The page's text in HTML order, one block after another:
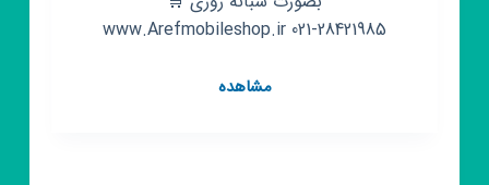
www.Arefmobileshop.ir 021-28421985
مشاهدهکانال